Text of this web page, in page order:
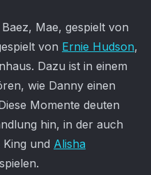
Mae, gespielt von
von Ernie Hudson,
Dazu ist in einem
wie Danny einen
Momente deuten
hin, in der auch
King und Alisha